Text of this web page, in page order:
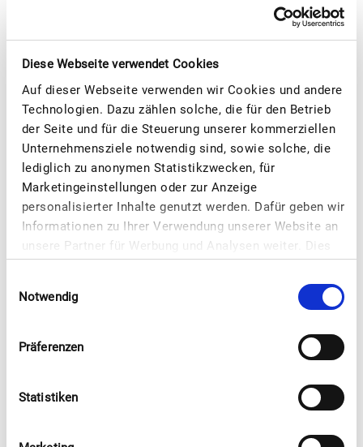
Diese Webseite verwendet Cookies
Auf dieser Webseite verwenden wir Cookies und andere
Technologien. Dazu zählen solche, die für den Betrieb
der Seite und für die Steuerung unserer kommerziellen
Unternehmensziele notwendig sind, sowie solche, die
lediglich zu anonymen Statistikzwecken, für
Marketingeinstellungen oder zur Anzeige
personalisierter Inhalte genutzt werden. Dafür geben wir
Informationen zu Ihrer Verwendung unserer Website an
unsere Partner für Werbung und Analysen weiter. Dies
Nutzungsprofile. Unsere Partner (vergleiche unter
„Details zeigen“) führen diese Informationen
ihnen bereitgestellt haben (bspw. anhand eines
persönlichen Accounts) oder welche sie im Rahmen
Ihrer Nutzung der Dienste gesammelt haben (bspw.
Nutzungsdaten anderer Geräte). Cookies werden zur
bzw. der Zugriff auf Informationen erfolgt dabei aufgrund
Notwendig
Präferenzen
Statistiken
Website
weitere Vorteilspartner